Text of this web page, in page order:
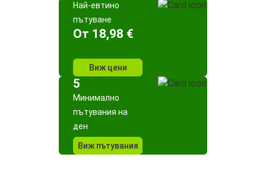
Най-евтино
пътуване
Oт 18,98 €
Виж цени
5
Минимално
пътувания на
ден
Виж пътувания